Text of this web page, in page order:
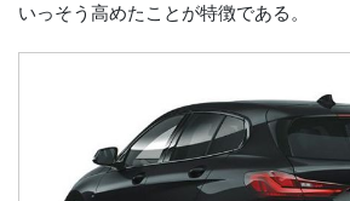
いっそう高めたことが特徴である。